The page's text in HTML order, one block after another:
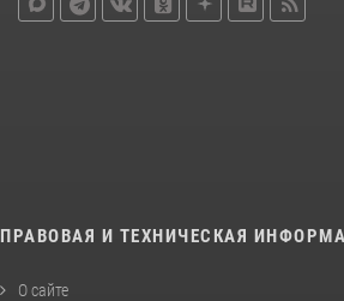
ПРАВОВАЯ И ТЕХНИЧЕСКАЯ
О сайте